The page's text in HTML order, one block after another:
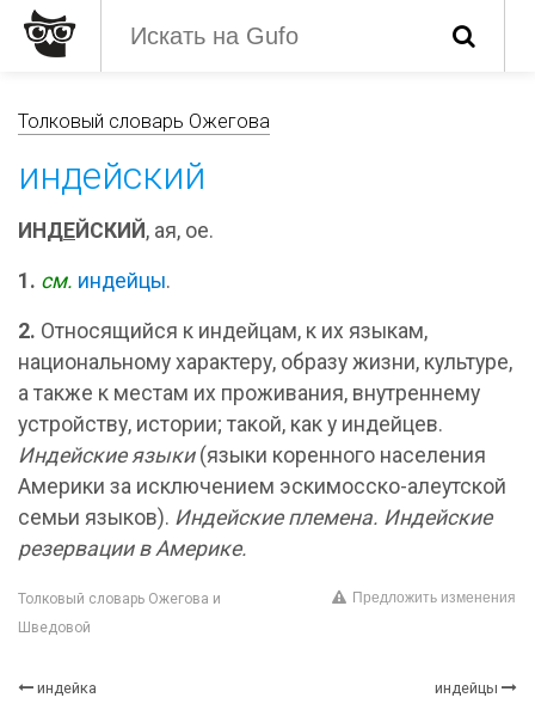
Толковый словарь Ожегова
индейский
ИНДЕЙСКИЙ , ая, ое.
1. см. индейцы.
2. Относящийся к индейцам, к их языкам,
национальному характеру, образу жизни, культуре,
а также к местам их проживания, внутреннему
устройству, истории; такой, как у индейцев.
Индейские языки(языки коренного населения
Америки за исключением эскимосско-алеутской
семьи языков). Индейские племена. Индейские
резервации в Америке.
Толковый словарь Ожегова и
Шведовой
Предложить изменения
индейка индейцы